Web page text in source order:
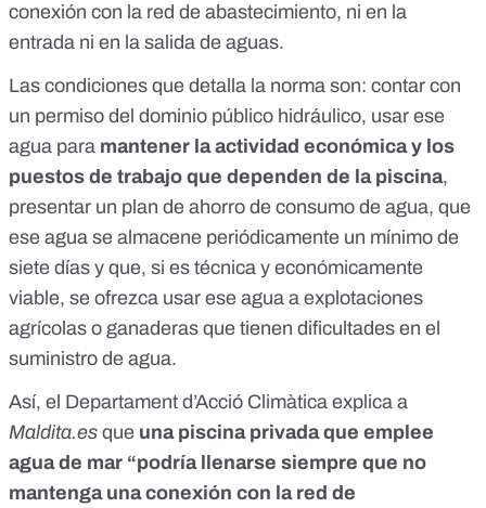
conexión con la red de abastecimiento, ni en la
entrada ni en la salida de aguas.
Las condiciones que detalla la norma son: contar con
un permiso del dominio público hidráulico, usar ese
agua para mantener la actividad económica y los
puestos de trabajo que dependen de la piscina,
presentar un plan de ahorro de consumo de agua, que
ese agua se almacene periódicamente un mínimo de
siete días y que, si es técnica y económicamente
viable, se ofrezca usar ese agua a explotaciones
agrícolas o ganaderas que tienen dificultades en el
suministro de agua.
Así, el Departament d’Acció Climàtica explica a
Maldita.es que una piscina privada que emplee
agua de mar “podría llenarse siempre que no
mantenga una conexión con la red de